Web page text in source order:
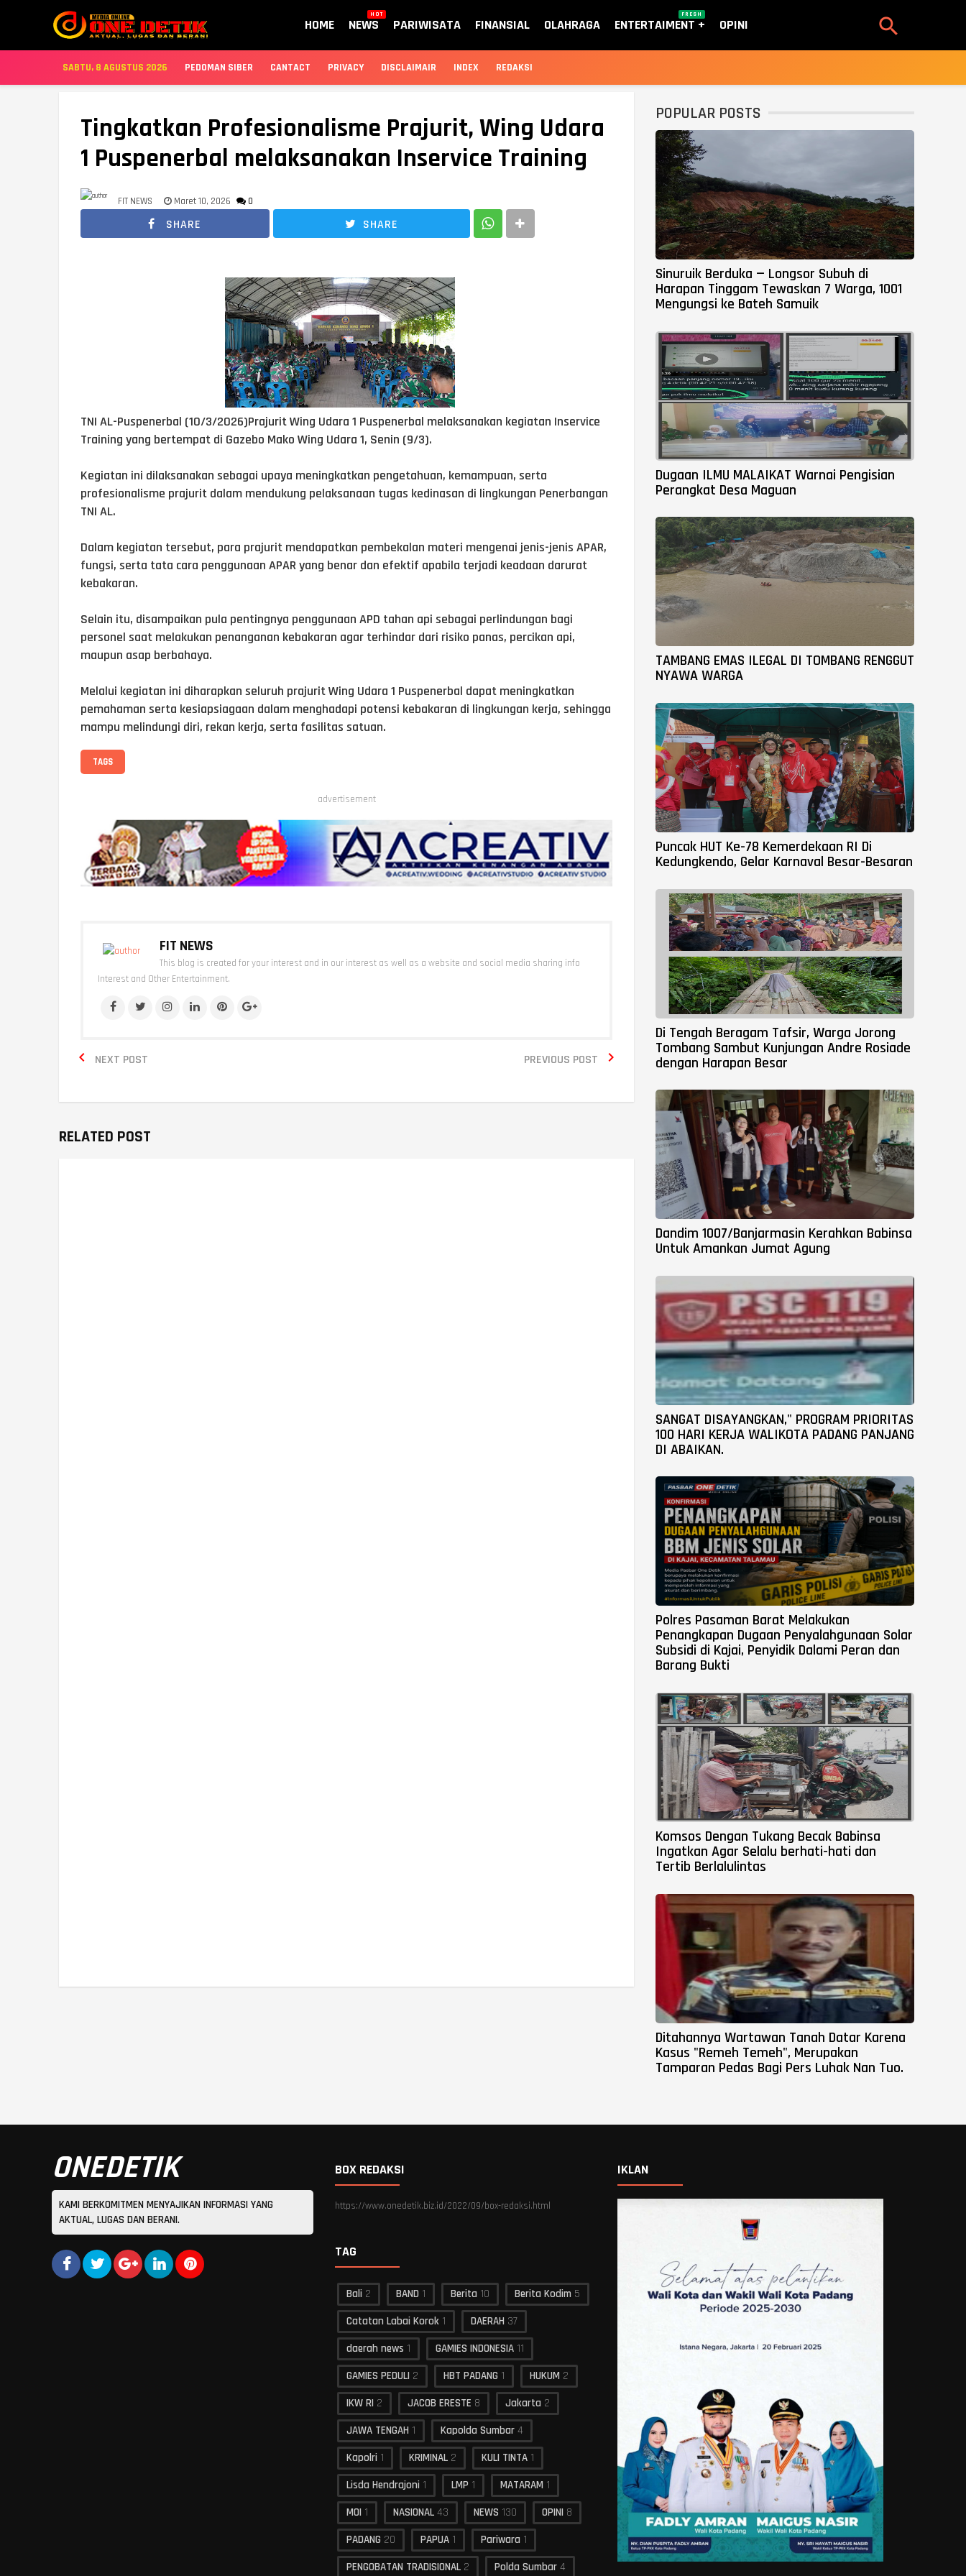
HOME NEWS
HOT
PARIWISATA FINANSIAL OLAHRAGA ENTERTAIMENT
FRESH
OPINI 
SABTU, 8 AGUSTUS 2026 PEDOMAN SIBER CANTACT PRIVACY DISCLAIMAIR INDEX REDAKSI
Tingkatkan Profesionalisme Prajurit, Wing Udara
1 Puspenerbal melaksanakan Inservice Training
FIT NEWS Maret 10, 2026 0
SHARE SHARE
TNI AL-Puspenerbal (10/3/2026)Prajurit Wing Udara 1 Puspenerbal melaksanakan kegiatan Inservice
Training yang bertempat di Gazebo Mako Wing Udara 1, Senin (9/3).
Kegiatan ini dilaksanakan sebagai upaya meningkatkan pengetahuan, kemampuan, serta
profesionalisme prajurit dalam mendukung pelaksanaan tugas kedinasan di lingkungan Penerbangan
TNI AL.
Dalam kegiatan tersebut, para prajurit mendapatkan pembekalan materi mengenai jenis-jenis APAR,
fungsi, serta tata cara penggunaan APAR yang benar dan efektif apabila terjadi keadaan darurat
kebakaran.
Selain itu, disampaikan pula pentingnya penggunaan APD tahan api sebagai perlindungan bagi
personel saat melakukan penanganan kebakaran agar terhindar dari risiko panas, percikan api,
maupun asap berbahaya.
Melalui kegiatan ini diharapkan seluruh prajurit Wing Udara 1 Puspenerbal dapat meningkatkan
pemahaman serta kesiapsiagaan dalam menghadapi potensi kebakaran di lingkungan kerja, sehingga
mampu melindungi diri, rekan kerja, serta fasilitas satuan.
TAGS
advertisement
FIT NEWS
This blog is created for your interest and in our interest as well as a website and social media sharing info
Interest and Other Entertainment.
NEXT POST
 PREVIOUS POST 
RELATED POST
POPULAR POSTS
Sinuruik Berduka — Longsor Subuh di
Harapan Tinggam Tewaskan 7 Warga, 1001
Mengungsi ke Bateh Samuik
Dugaan ILMU MALAIKAT Warnai Pengisian
Perangkat Desa Maguan
TAMBANG EMAS ILEGAL DI TOMBANG RENGGUT
NYAWA WARGA
Puncak HUT Ke-78 Kemerdekaan RI Di
Kedungkendo, Gelar Karnaval Besar-Besaran
Di Tengah Beragam Tafsir, Warga Jorong
Tombang Sambut Kunjungan Andre Rosiade
dengan Harapan Besar
Dandim 1007/Banjarmasin Kerahkan Babinsa
Untuk Amankan Jumat Agung
SANGAT DISAYANGKAN," PROGRAM PRIORITAS
100 HARI KERJA WALIKOTA PADANG PANJANG
DI ABAIKAN.
Polres Pasaman Barat Melakukan
Penangkapan Dugaan Penyalahgunaan Solar
Subsidi di Kajai, Penyidik Dalami Peran dan
Barang Bukti
Komsos Dengan Tukang Becak Babinsa
Ingatkan Agar Selalu berhati-hati dan
Tertib Berlalulintas
Ditahannya Wartawan Tanah Datar Karena
Kasus "Remeh Temeh", Merupakan
Tamparan Pedas Bagi Pers Luhak Nan Tuo.
ONEDETIK
KAMI BERKOMITMEN MENYAJIKAN INFORMASI YANG
AKTUAL, LUGAS DAN BERANI.
BOX REDAKSI
https://www.onedetik.biz.id/2022/09/box-redaksi.html
TAG
Bali 2 BAND 1 Berita 10 Berita Kodim 5
Catatan Labai Korok 1 DAERAH 37
daerah news 1 GAMIES INDONESIA 11
GAMIES PEDULI 2 HBT PADANG 1 HUKUM 2
IKW RI 2 JACOB ERESTE 8 Jakarta 2
JAWA TENGAH 1 Kapolda Sumbar 4
Kapolri 1 KRIMINAL 2 KULI TINTA 1
Lisda Hendrajoni 1 LMP 1 MATARAM 1
MOI 1 NASIONAL 43 NEWS 130 OPINI 8
PADANG 20 PAPUA 1 Pariwara 1
PENGOBATAN TRADISIONAL 2 Polda Sumbar 4
IKLAN